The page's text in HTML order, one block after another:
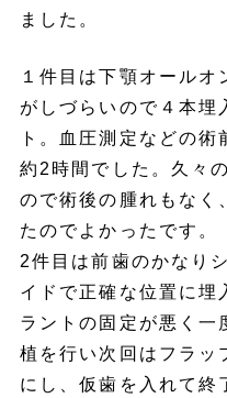
ました。
１件目は下顎オール
がしづらいので４本埋
ト。血圧測定などの
約2時間でした。久々
ので術後の腫れもなく
たのでよかったです。
2件目は前歯のかなり
イドで正確な位置に埋
ラントの固定が悪く一
植を行い次回はフラッ
にし、仮歯を入れて終